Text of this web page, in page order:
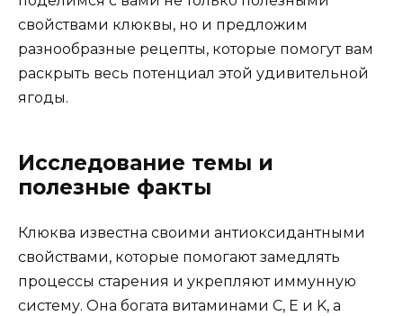
свойствами клюквы, но и предложим
разнообразные рецепты, которые помогут вам
раскрыть весь потенциал этой удивительной
ягоды.
Исследование темы и
полезные факты
Клюква известна своими антиоксидантными
свойствами, которые помогают замедлять
процессы старения и укрепляют иммунную
систему. Она богата витаминами C, E и K, а